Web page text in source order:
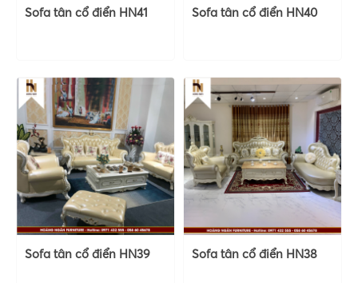
Sofa tân cổ điển HN41 Sofa tân cổ điển HN40
Sofa tân cổ điển HN39 Sofa tân cổ điển HN38